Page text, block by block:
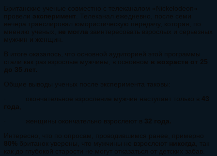
Британские ученые совместно с телеканалом «Nickelodeon»
провели
эксперимент
. Телеканал ежедневно, после семи
вечера транслировал юмористическую передачу, которая, по
мнению ученых,
не могла
заинтересовать взрослых и серьезных
мужчин и женщин.
В итоге оказалось, что основной аудиторией этой программы
стали как раз взрослые мужчины, в основном
в возрасте от 25
до 35 лет.
Общие выводы ученых после эксперимента таковы:
· окончательное взросление мужчин наступает только в
43
года
· женщины окончательно взрослеют в 32 года.
Интересно, что по опросам, проводившимся ранее, примерно
80% британок уверены, что мужчины не взрослеют никогда
, так
как до глубокой старости не могут отказаться от детских забав.